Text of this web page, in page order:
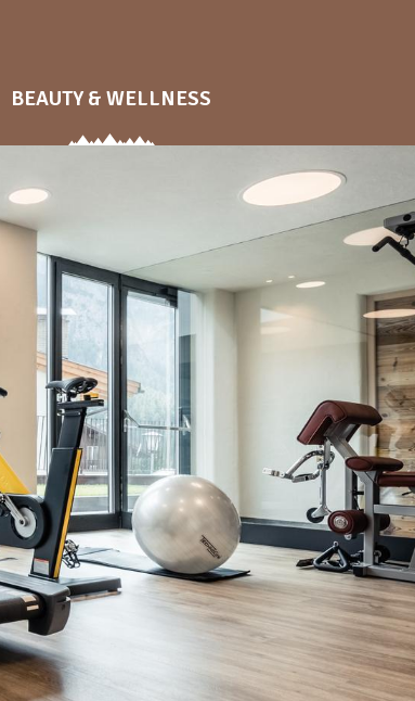
BEAUTY & WELLNESS